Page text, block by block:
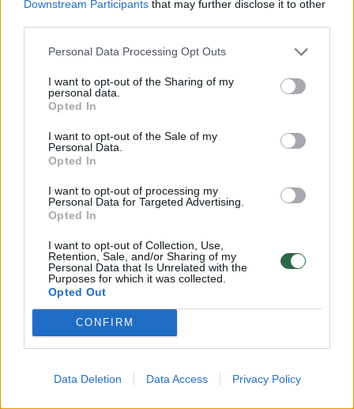
Downstream Participants that may further disclose it to other
Personal Data Processing Opt Outs
I want to opt-out of the Sharing of my
personal data.
Opted In
I want to opt-out of the Sale of my
Personal Data.
Opted In
I want to opt-out of processing my
Personal Data for Targeted Advertising.
Opted In
I want to opt-out of Collection, Use,
Retention, Sale, and/or Sharing of my
Personal Data that Is Unrelated with the
Purposes for which it was collected.
Opted Out
CONFIRM
Data Deletion Data Access Privacy Policy
Rodyti komentarus
Prisijungti komentatoriams